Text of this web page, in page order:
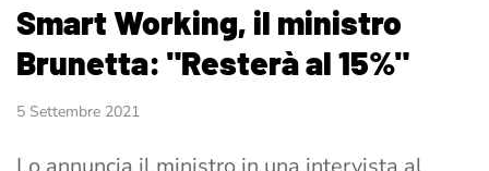
Smart Working, il ministro
Brunetta: "Resterà al 15%"
5 Settembre 2021